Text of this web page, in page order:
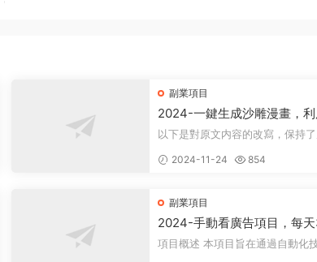
副業項目
2024-一鍵生成沙雕漫畫，
軟件，一條視頻播放12W+，
以下是對原文内容的改寫，保持
述 在當...
2024-11-24 854
副業項目
2024-手動看廣告項目，每
+
項目概述 本項目旨在通過自動化技